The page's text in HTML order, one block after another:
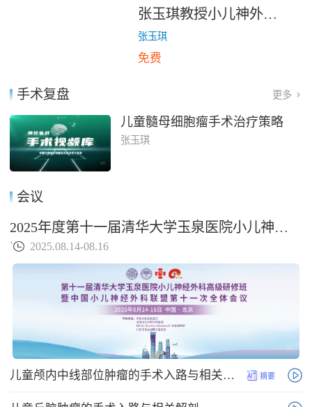
《Brain Scinece Advances》杂志：总编辑
《中华神经外科杂志》：编委
《中华小儿外科杂志》：编委
国家继续医学教育专家委员会：委员
国家科技奖励评审专家库：专家
发表学术论文和专著：
《王忠诚神经外科学》：副主编
《儿童神经系统肿瘤》：副主编
《神经外科手术入路解剖和临床》：副主编
参加编写：教育部八年制和五年制《外科学》教材
发表学术论文300余篇
获奖：
美国赛克勒基金会：中国医师年度奖
中国医师协会：中国医师奖
中华医学会：中青年外科奖
北京市科技进步奖
小儿神经外科：儿童脑肿瘤、脑积水、先天畸形、小儿
颅脑外伤、儿童脑出血。特别在儿童颅咽管瘤的研究中
取得突破，使我国儿童颅咽管瘤的手术治疗达到国际先
进水平。
生殖细胞肿瘤、鞍区肿瘤、脑室肿瘤。
张玉琪教授小儿神外专题
张玉琪
免费
手术复盘 更多
儿童髓母细胞瘤手术治疗策略
张玉琪
会议
2025年度第十一届清华大学玉泉医院小儿神经外科高级研修班暨中国小儿神经外科联盟第十一次全体会议
` 2025.08.14-08.16
儿童颅内中线部位肿瘤的手术入路与相关解剖